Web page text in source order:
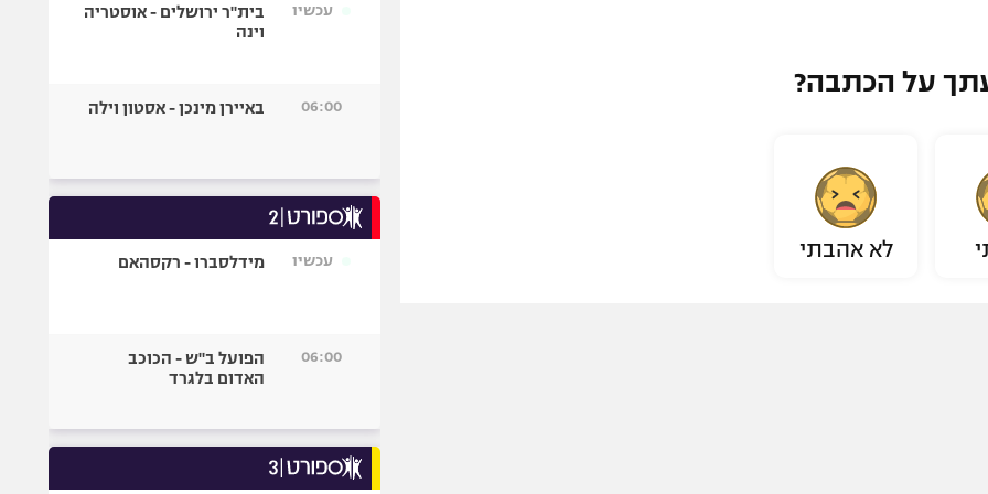
על הכתבה?
לא אהבתי
עכשיו
בית"ר ירושלים - אוסטריה
וינה
06:00 באיירן מינכן - אסטון וילה
עכשיו מידלסברו - רקסהאם
06:00
הפועל ב"ש - הכוכב
האדום בלגרד